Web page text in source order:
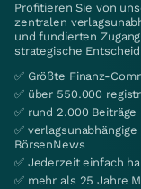
Profitieren Sie von
zentralen
und fundierten
strategische
✅ Größte Finanz-
✅ über 550.000
✅ rund 2.000 Beiträge
✅
BörsenNews
✅ Jederzeit einfach
✅ mehr als 25 Jahre